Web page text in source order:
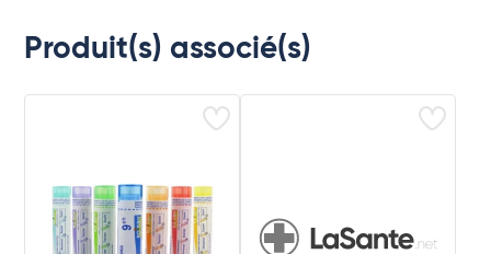
Produit(s) associé(s)